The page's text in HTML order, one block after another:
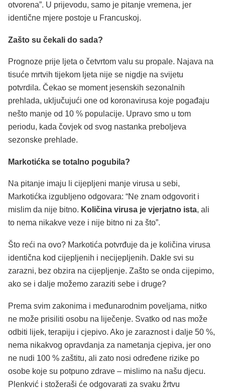
otvorena”. U prijevodu, samo je pitanje vremena, jer
identične mjere postoje u Francuskoj.
Zašto su čekali do sada?
Prognoze prije ljeta o četvrtom valu su propale. Najava na
tisuće mrtvih tijekom ljeta nije se nigdje na svijetu
potvrdila. Čekao se moment jesenskih sezonalnih
prehlada, uključujući one od koronavirusa koje pogađaju
nešto manje od 10 % populacije. Upravo smo u tom
periodu, kada čovjek od svog nastanka preboljeva
sezonske prehlade.
Markotićka se totalno pogubila?
Na pitanje imaju li cijepljeni manje virusa u sebi,
Markotićka izgubljeno odgovara: “Ne znam odgovorit i
mislim da nije bitno. Količina virusa je vjerjatno ista, ali
to nema nikakve veze i nije bitno ni za što”.
Što reći na ovo? Markotića potvrđuje da je količina virusa
identična kod cijepljenih i necijepljenih. Dakle svi su
zarazni, bez obzira na cijepljenje. Zašto se onda cijepimo,
ako se i dalje možemo zaraziti sebe i druge?
Prema svim zakonima i međunarodnim poveljama, nitko
ne može prisiliti osobu na liječenje. Svatko od nas može
odbiti lijek, terapiju i cjepivo. Ako je zaraznost i dalje 50 %,
nema nikakvog opravdanja za nametanja cjepiva, jer ono
ne nudi 100 % zaštitu, ali zato nosi određene rizike po
osobe koje su potpuno zdrave – mislimo na našu djecu.
Plenkvić i stožeraši će odgovarati za svaku žrtvu